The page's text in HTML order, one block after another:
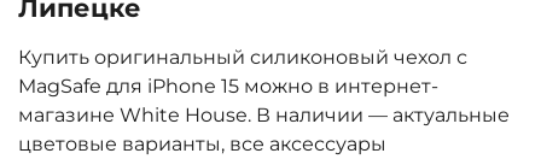
Липецке
Купить оригинальный силиконовый чехол с
MagSafe для iPhone 15 можно в интернет-
магазине White House. В наличии — актуальные
цветовые варианты, все аксессуары